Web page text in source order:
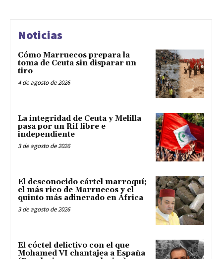
Noticias
Cómo Marruecos prepara la
toma de Ceuta sin disparar un
tiro
4 de agosto de 2026
La integridad de Ceuta y Melilla
pasa por un Rif libre e
independiente
3 de agosto de 2026
El desconocido cártel marroquí;
el más rico de Marruecos y el
quinto más adinerado en África
3 de agosto de 2026
El cóctel delictivo con el que
Mohamed VI chantajea a España